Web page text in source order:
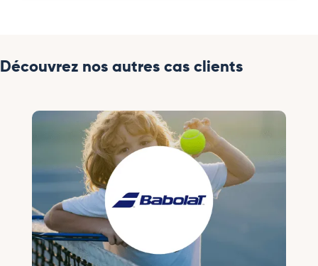
Découvrez nos autres cas clients